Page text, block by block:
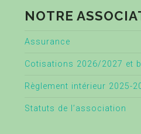
NOTRE
Assurance
Cotisations 2026/2027 et
Règlement intérieur 2025-
Statuts de l’association